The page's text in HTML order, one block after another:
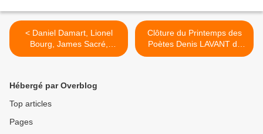
< Daniel Damart, Lionel
Bourg, James Sacré,
Patrick Laupin, Michaël
Clôture du Printemps des
Poètes Denis LAVANT dit
Frédéric Jacques TEMPLE
Hébergé par Overblog
Top articles
Pages